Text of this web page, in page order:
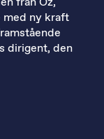
med ny kraft
dirigent, den